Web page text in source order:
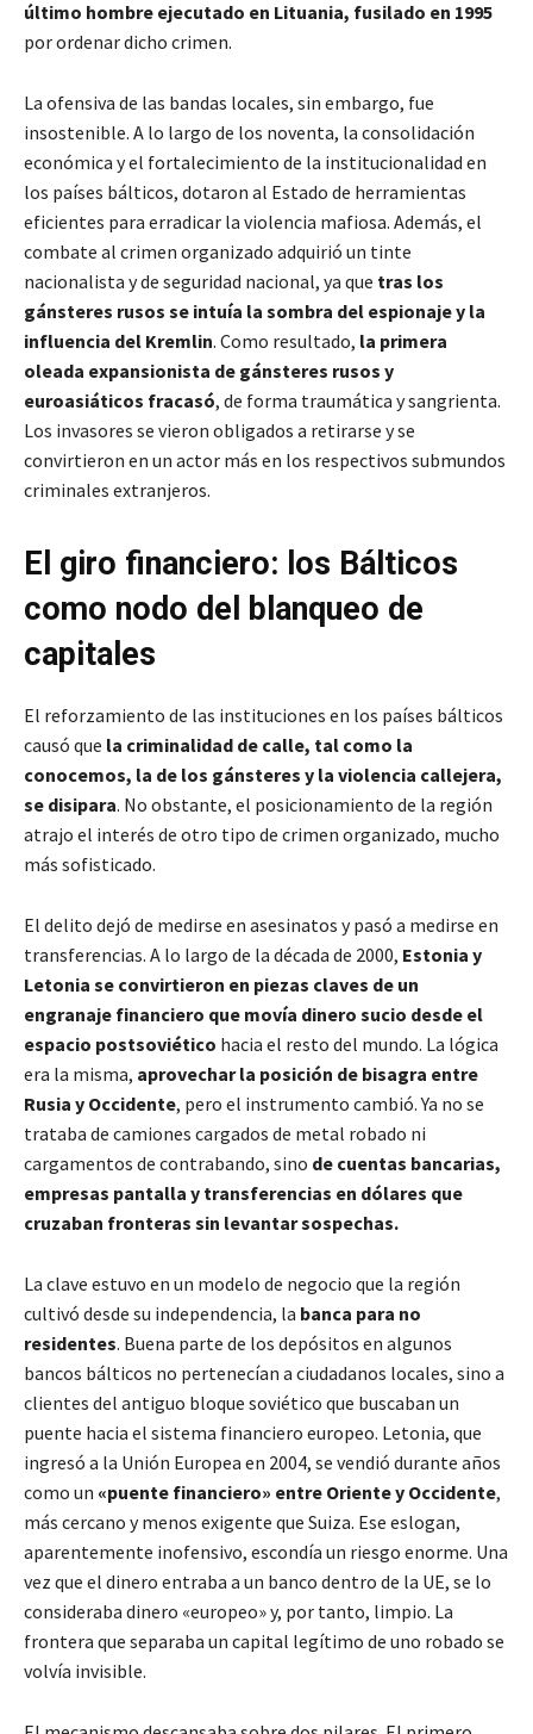
último hombre ejecutado en Lituania, fusilado en 1995
por ordenar dicho crimen.
La ofensiva de las bandas locales, sin embargo, fue
insostenible. A lo largo de los noventa, la consolidación
económica y el fortalecimiento de la institucionalidad en
los países bálticos, dotaron al Estado de herramientas
eficientes para erradicar la violencia mafiosa. Además, el
combate al crimen organizado adquirió un tinte
nacionalista y de seguridad nacional, ya que tras los
gánsteres rusos se intuía la sombra del espionaje y la
influencia del Kremlin. Como resultado, la primera
oleada expansionista de gánsteres rusos y
euroasiáticos fracasó, de forma traumática y sangrienta.
Los invasores se vieron obligados a retirarse y se
convirtieron en un actor más en los respectivos submundos
criminales extranjeros.
El giro financiero: los Bálticos
como nodo del blanqueo de
capitales
El reforzamiento de las instituciones en los países bálticos
causó que la criminalidad de calle, tal como la
conocemos, la de los gánsteres y la violencia callejera,
se disipara. No obstante, el posicionamiento de la región
atrajo el interés de otro tipo de crimen organizado, mucho
más sofisticado.
El delito dejó de medirse en asesinatos y pasó a medirse en
transferencias. A lo largo de la década de 2000, Estonia y
Letonia se convirtieron en piezas claves de un
engranaje financiero que movía dinero sucio desde el
espacio postsoviético hacia el resto del mundo. La lógica
era la misma, aprovechar la posición de bisagra entre
Rusia y Occidente, pero el instrumento cambió. Ya no se
trataba de camiones cargados de metal robado ni
cargamentos de contrabando, sino de cuentas bancarias,
empresas pantalla y transferencias en dólares que
cruzaban fronteras sin levantar sospechas.
La clave estuvo en un modelo de negocio que la región
cultivó desde su independencia, la banca para no
residentes. Buena parte de los depósitos en algunos
bancos bálticos no pertenecían a ciudadanos locales, sino a
clientes del antiguo bloque soviético que buscaban un
puente hacia el sistema financiero europeo. Letonia, que
ingresó a la Unión Europea en 2004, se vendió durante años
como un «puente financiero» entre Oriente y Occidente,
más cercano y menos exigente que Suiza. Ese eslogan,
aparentemente inofensivo, escondía un riesgo enorme. Una
vez que el dinero entraba a un banco dentro de la UE, se lo
consideraba dinero «europeo» y, por tanto, limpio. La
frontera que separaba un capital legítimo de uno robado se
volvía invisible.